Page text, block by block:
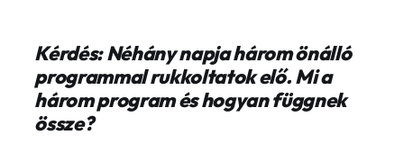
Kérdés: Néhány napja három önálló
programmal rukkoltatok elő. Mi a
három program és hogyan függnek
össze?